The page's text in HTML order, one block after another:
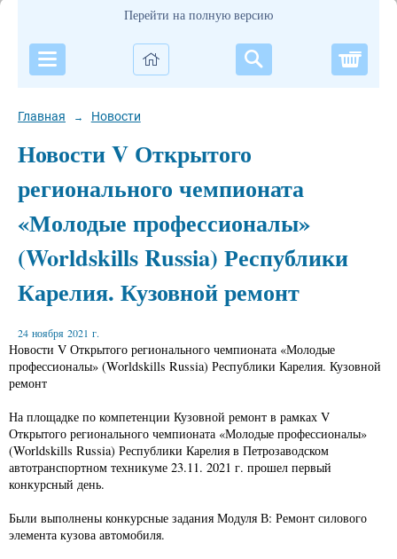
Перейти на полную версию
Главная → Новости
Новости V Открытого
регионального чемпионата
«Молодые профессионалы»
(Worldskills Russia) Республики
Карелия. Кузовной ремонт
24 ноября 2021 г.
Новости V Открытого регионального чемпионата «Молодые
профессионалы» (Worldskills Russia) Республики Карелия. Кузовной
ремонт
На площадке по компетенции Кузовной ремонт в рамках V
Открытого регионального чемпионата «Молодые профессионалы»
(Worldskills Russia) Республики Карелия в Петрозаводском
автотранспортном техникуме 23.11. 2021 г. прошел первый
конкурсный день.
Были выполнены конкурсные задания Модуля В: Ремонт силового
элемента кузова автомобиля.